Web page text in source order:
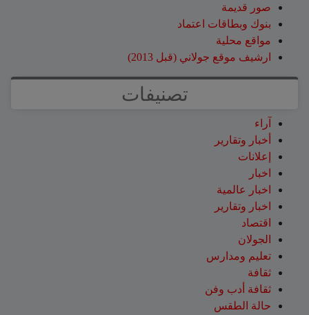
صور قديمة
بنوك وبطاقات اعتماد
مواقع محلية
ارشيف موقع جولاني (قبل 2013)
تصنيفات
آراء
أخبار وتقارير
إعلانات
اخبار
اخبار عالمية
اخبار وتقارير
اقتصاد
الجولان
تعليم ومدارس
ثقافة
ثقافة أدب وفن
حالة الطقس